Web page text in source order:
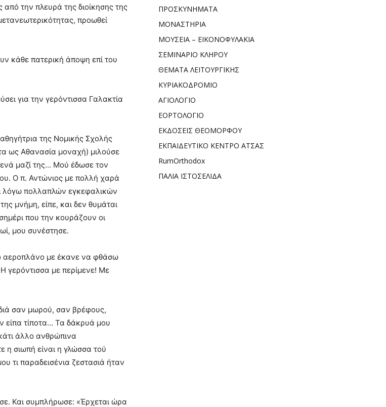
την πλευρά της διοίκησης της
προωθεί
κάθε πατερική άποψη επί του
για την γερόντισσα Γαλακτία
της Νομικής Σχολής
ως Αθανασία μοναχή) μιλούσε
μαζί της… Μού έδωσε τον
Ο π. Αντώνιος με πολλή χαρά
λόγω πολλαπλών εγκεφαλικών
μνήμη, είπε, και δεν θυμάται
που την κουράζουν οι
μου συνέστησε.
αεροπλάνο με έκανε να φθάσω
γερόντισσα με περίμενε! Με
σαν μωρού, σαν βρέφους,
είπα τίποτα… Τα δάκρυά μου
άλλο ανθρώπινα
η σιωπή είναι η γλώσσα τού
τι παραδεισένια ζεστασιά ήταν
Και συμπλήρωσε: «Έρχεται ώρα
ΠΡΟΣΚΥΝΗΜΑΤΑ
ΜΟΝΑΣΤΗΡΙΑ
ΜΟΥΣΕΙΑ – ΕΙΚΟΝΟΦΥΛΑΚΙΑ
ΣΕΜΙΝΑΡΙΟ ΚΛΗΡΟΥ
ΘΕΜΑΤΑ ΛΕΙΤΟΥΡΓΙΚΗΣ
ΚΥΡΙΑΚΟΔΡΟΜΙΟ
ΑΓΙΟΛΟΓΙΟ
ΕΟΡΤΟΛΟΓΙΟ
ΕΚΔΟΣΕΙΣ ΘΕΟΜΟΡΦΟΥ
ΕΚΠΑΙΔΕΥΤΙΚΟ ΚΕΝΤΡΟ ΑΤΣΑΣ
RumOrthodox
ΠΑΛΙΑ ΙΣΤΟΣΕΛΙΔΑ